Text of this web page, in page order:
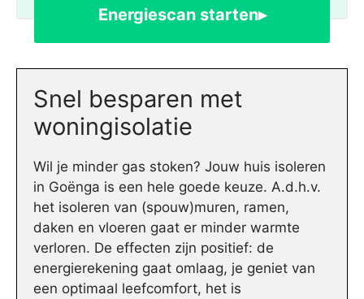
Energiescan starten▸
Snel besparen met
woningisolatie
Wil je minder gas stoken? Jouw huis isoleren
in Goënga is een hele goede keuze. A.d.h.v.
het isoleren van (spouw)muren, ramen,
daken en vloeren gaat er minder warmte
verloren. De effecten zijn positief: de
energierekening gaat omlaag, je geniet van
een optimaal leefcomfort, het is